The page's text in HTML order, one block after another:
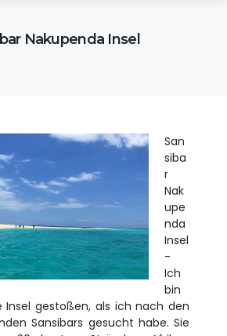
Nakupenda Insel
San
siba
r
Nak
upe
nda
Insel
-
Ich
bin
Insel gestoßen, als ich nach den
Sansibars gesucht habe. Sie